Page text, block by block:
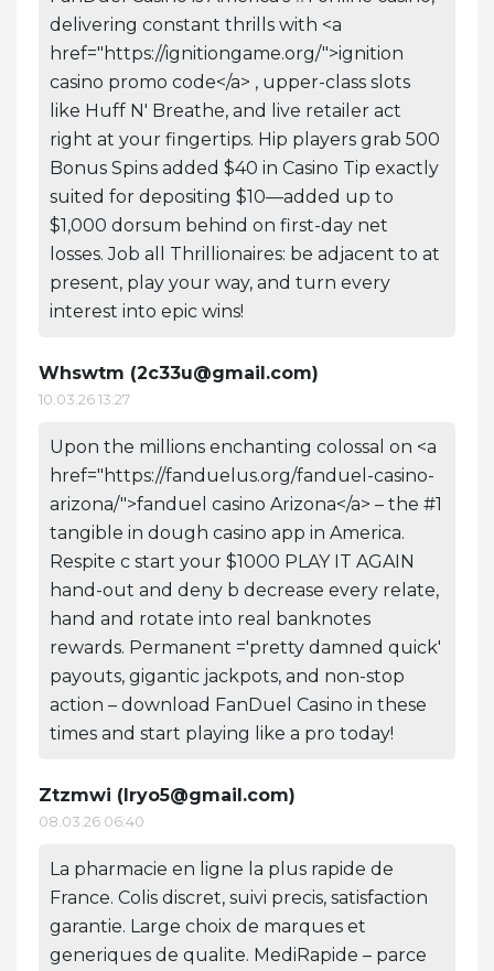
delivering constant thrills with <a
href="https://ignitiongame.org/">ignition
casino promo code</a> , upper-class slots
like Huff N' Breathe, and live retailer act
right at your fingertips. Hip players grab 500
Bonus Spins added $40 in Casino Tip exactly
suited for depositing $10—added up to
$1,000 dorsum behind on first-day net
losses. Job all Thrillionaires: be adjacent to at
present, play your way, and turn every
interest into epic wins!
Whswtm (2c33u@gmail.com)
10.03.26 13:27
Upon the millions enchanting colossal on <a
href="https://fanduelus.org/fanduel-casino-
arizona/">fanduel casino Arizona</a> – the #1
tangible in dough casino app in America.
Respite c start your $1000 PLAY IT AGAIN
hand-out and deny b decrease every relate,
hand and rotate into real banknotes
rewards. Permanent ='pretty damned quick'
payouts, gigantic jackpots, and non-stop
action – download FanDuel Casino in these
times and start playing like a pro today!
Ztzmwi (lryo5@gmail.com)
08.03.26 06:40
La pharmacie en ligne la plus rapide de
France. Colis discret, suivi precis, satisfaction
garantie. Large choix de marques et
generiques de qualite. MediRapide – parce